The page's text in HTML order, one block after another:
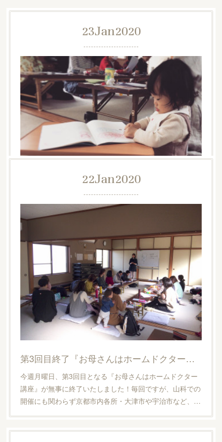
23Jan2020
全５回シリーズのこの講座、次回で４回目となります！妊
婦さん、お子様連れ（保育コーナーもあります☆）、お1
人でのご参加も大歓迎ですよ！ご興味ある方、どなたで…
22Jan2020
第3回目終了『お母さんはホームドクター講座』
今週月曜日、第3回目となる『お母さんはホームドクター
講座』が無事に終了いたしました！毎回ですが、山科での
開催にも関わらず京都市内各所・大津市や宇治市など、…